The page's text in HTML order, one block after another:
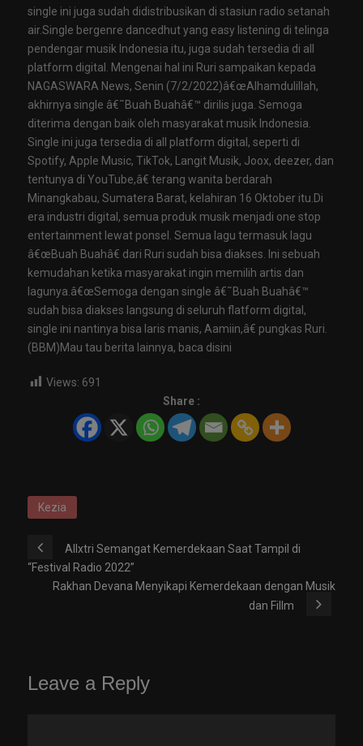
single ini juga sudah didistribusikan di stasiun radio setanah
air.Single bergenre dancedhut yang easy listening di telinga
pendengar musik Indonesia itu, juga sudah tersedia di all
platform digital. Mengenai hal ini Ruri sampaikan kepada
NAGASWARA News, Senin (7/2/2022)â€œAlhamdulillah,
akhirnya single â€˜Buah Buahâ€™ dirilis juga. Semoga
diterima dengan baik oleh masyarakat musik Indonesia.
Single ini juga tersedia di all platform digital, seperti di
Spotify, Apple Music, TikTok, Langit Musik, Joox, deezer, dan
tentunya di YouTube,â€ terang wanita berdarah
Minangkabau, Sumatera Barat, kelahiran 16 Oktober itu.Di
era industri digital, semua produk musik menjadi one stop
entertainment lewat ponsel. Semua lagu termasuk lagu
â€œBuah Buahâ€ dari Ruri sudah bisa diakses. Ini sebuah
kemudahan ketika masyarakat ingin memilih artis dan
lagunya.â€œSemoga dengan single â€˜Buah Buahâ€™
sudah bisa diakses langsung di seluruh flatform digital,
single ini nantinya bisa laris manis, Aamiin,â€ pungkas Ruri.
(BBM)Mau tau berita lainnya, baca disini
Views: 691
Share :
Kezia
Allxtri Semangat Kemerdekaan Saat Tampil di
“Festival Radio 2022”
Rakhan Devana Menyikapi Kemerdekaan dengan Musik
dan Fillm
Leave a Reply